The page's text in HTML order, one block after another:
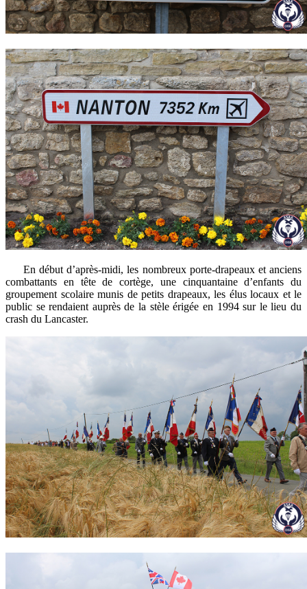
En début d’après-midi, les nombreux porte-drapeaux et anciens
combattants en tête de cortège, une cinquantaine d’enfants du
groupement scolaire munis de petits drapeaux, les élus locaux et le
public se rendaient auprès de la stèle érigée en 1994 sur le lieu du
crash du Lancaster.